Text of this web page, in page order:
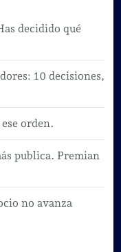
decidido qué
10 decisiones,
orden.
publica. Premian
no avanza